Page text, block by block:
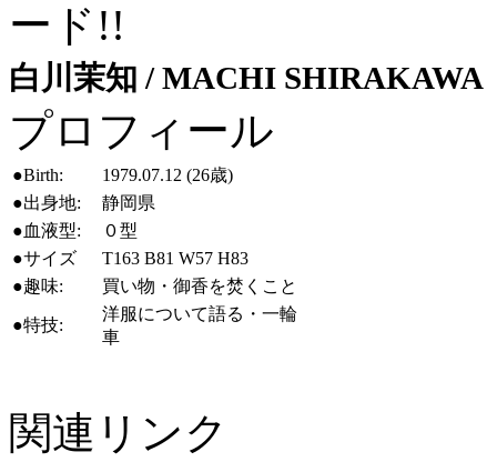
ード!!
白川茉知 / MACHI SHIRAKAWA
プロフィール
●Birth:
1979.07.12 (26歳)
●出身地:
静岡県
●血液型:
０型
●サイズ
T163 B81 W57 H83
●趣味:
買い物・御香を焚くこと
●特技:
洋服について語る・一輪
車
関連リンク